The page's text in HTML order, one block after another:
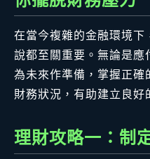
在當今複雜的金融環境下
說都至關重要。無論是應
為未來作準備，掌握正確
財務狀況，有助建立良好
理財攻略一：制